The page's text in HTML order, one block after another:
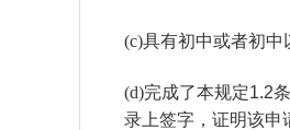
(c)具有初中或者初中
(d)完成了本规定1.2
录上签字，证明该申